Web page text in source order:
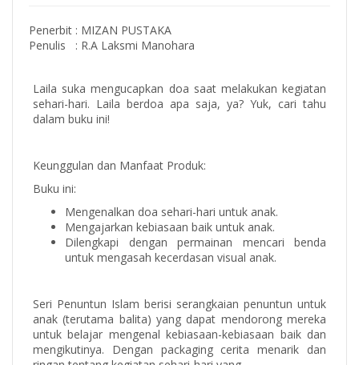
Penerbit : MIZAN PUSTAKA
Penulis
: R.A Laksmi Manohara
Laila suka mengucapkan doa saat melakukan kegiatan
sehari-hari. Laila berdoa apa saja, ya? Yuk, cari tahu
dalam buku ini!
Keunggulan dan Manfaat Produk:
Buku ini:
Mengenalkan doa sehari-hari untuk anak.
Mengajarkan kebiasaan baik untuk anak.
Dilengkapi dengan permainan mencari benda
untuk mengasah kecerdasan visual anak.
Seri Penuntun Islam berisi serangkaian penuntun untuk
anak (terutama balita) yang dapat mendorong mereka
untuk belajar mengenal kebiasaan-kebiasaan baik dan
mengikutinya. Dengan packaging cerita menarik dan